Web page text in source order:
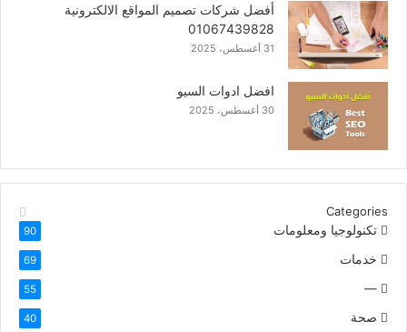
أفضل شركات تصميم المواقع الالكترونية
01067439828
31 أغسطس، 2025
افضل ادوات السيو
30 أغسطس، 2025
Categories
تكنولوجيا ومعلومات
90
خدمات 69
—
55
صحة 40